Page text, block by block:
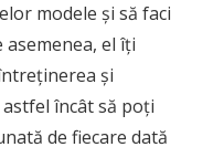
modele și să faci
el îți
și
încât să poți
de fiecare dată